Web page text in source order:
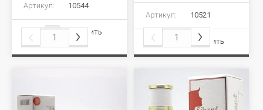
Артикул: 10544
Сравнить
Артикул: 10521
Сравнить